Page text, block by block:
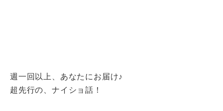
週一回以上、あなたにお届け♪
超先行の、ナイショ話！